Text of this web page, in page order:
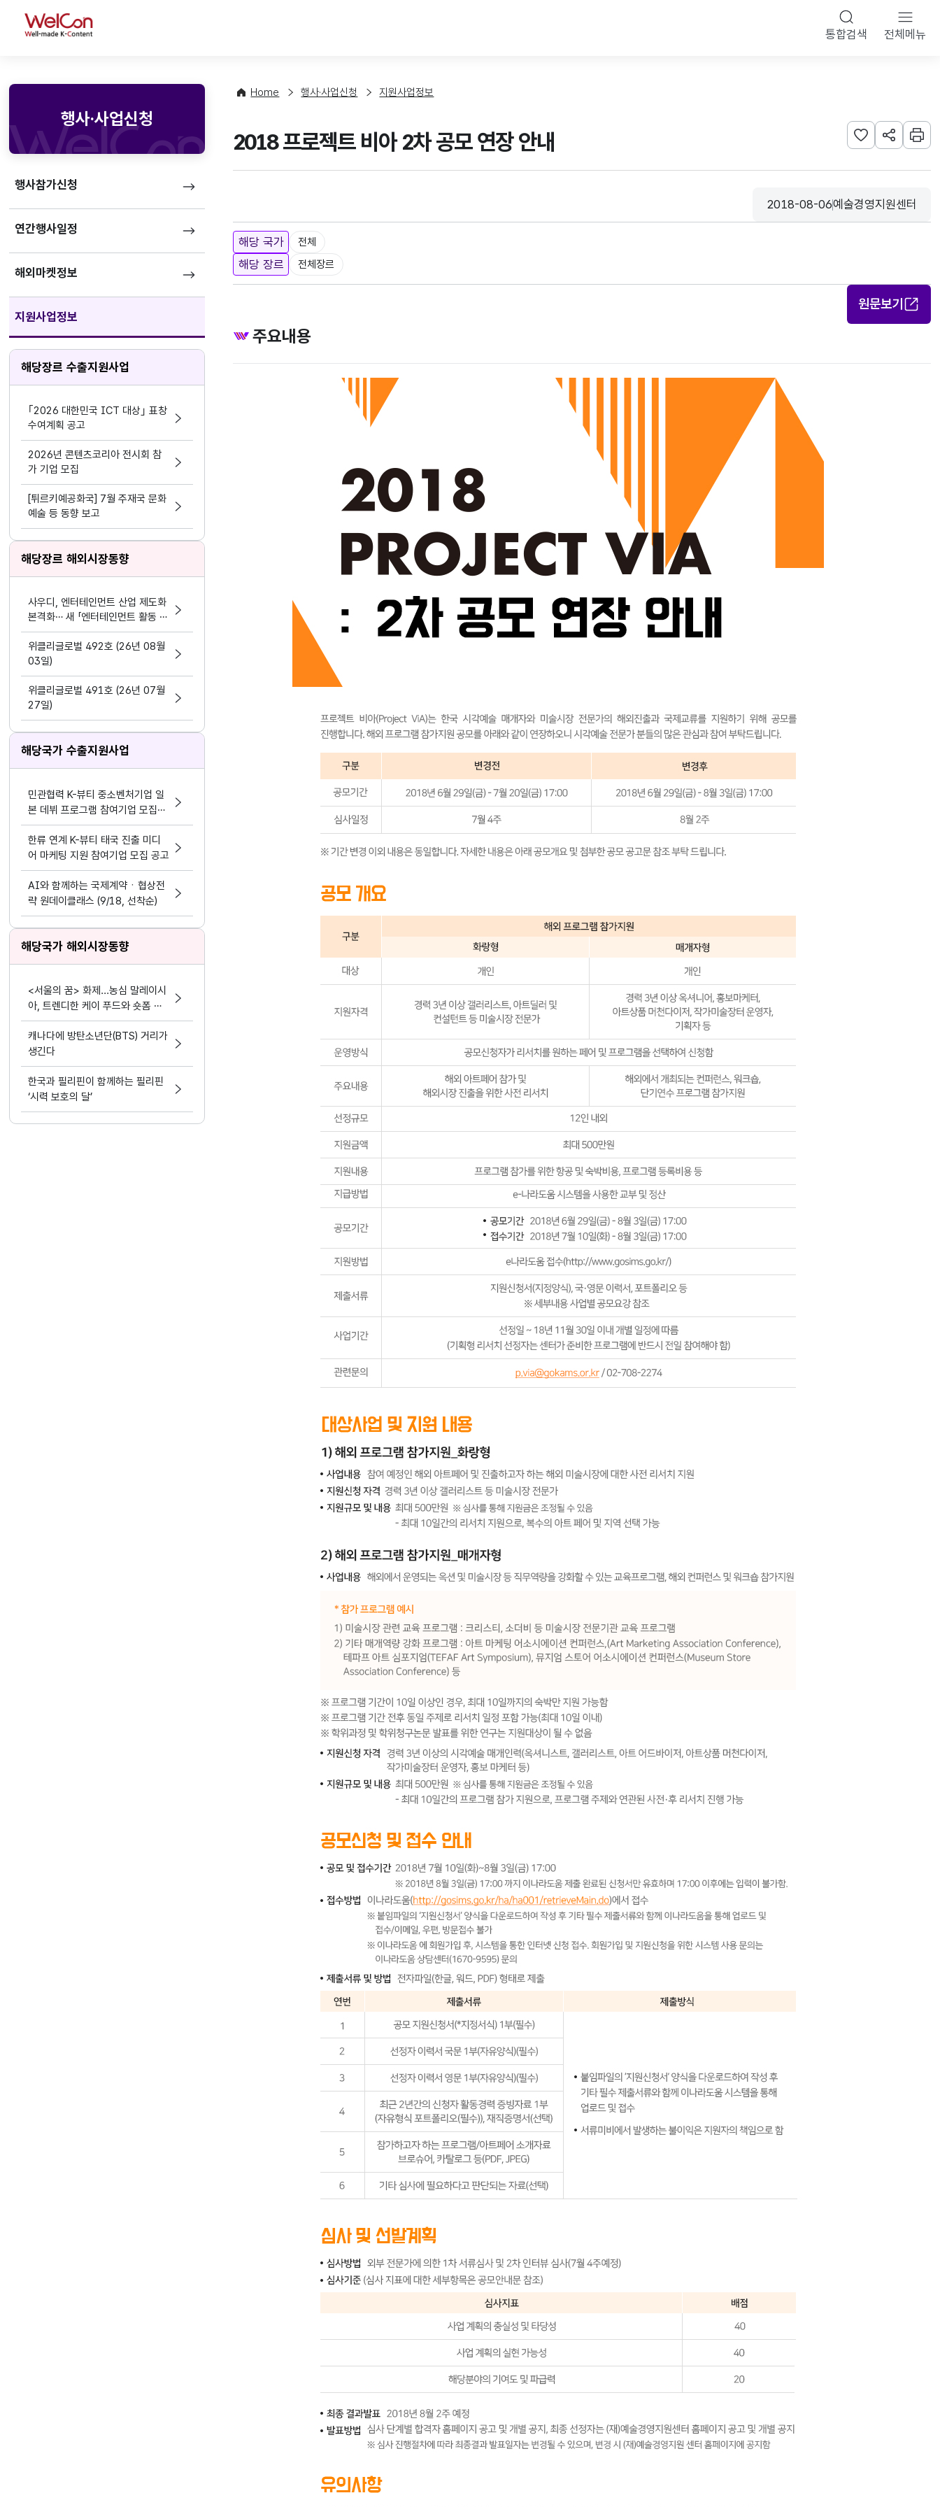
WelCon 통합검색 전체메뉴
행사·사업신청
행사참가신청
연간행사일정
해외마켓정보
지원사업정보
해당장르 수출지원사업
｢2026 대한민국 ICT 대상｣ 표창
수여계획 공고
2026년 콘텐츠코리아 전시회 참
가 기업 모집
[튀르키예공화국] 7월 주재국 문화
예술 등 동향 보고
해당장르 해외시장동향
사우디, 엔터테인먼트 산업 제도화
본격화… 새 「엔터테인먼트 활동 및
지원 활동법」 제정
위클리글로벌 492호 (26년 08월
03일)
위클리글로벌 491호 (26년 07월
27일)
해당국가 수출지원사업
민관협력 K-뷰티 중소벤처기업 일
본 데뷔 프로그램 참여기업 모집공
고
한류 연계 K-뷰티 태국 진출 미디
어 마케팅 지원 참여기업 모집 공고
AI와 함께하는 국제계약ㆍ협상전
략 원데이클래스 (9/18, 선착순)
해당국가 해외시장동향
<서울의 꿈> 화제...농심 말레이시
아, 트렌디한 케이 푸드와 숏폼 마
케팅 결합
캐나다에 방탄소년단(BTS) 거리가
생긴다
한국과 필리핀이 함께하는 필리핀
‘시력 보호의 달’
Home 행사·사업신청 지원사업정보
2018 프로젝트 비아 2차 공모 연장 안내 관심사 등록하기
URL 공유하
인쇄
등록일
2018-08-06
수집기관
예술경영지원센터
해당 국가 전체
해당 장르 전체장르
원문보기
주요내용